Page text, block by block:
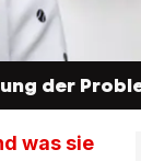
der
was sie